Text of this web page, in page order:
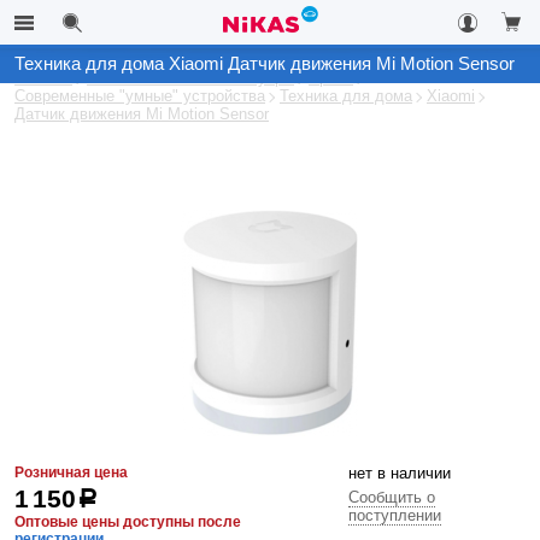
Автомобильные аксессуары
Современные "умные" устройства
Техника для дома
Xiaomi
Датчик движения Mi Motion Sensor
Техника для дома Xiaomi Датчик движения Mi Motion Sensor
Розничная цена
1 150р
Оптовые цены доступны после
нет в наличии
Сообщить о
поступлении